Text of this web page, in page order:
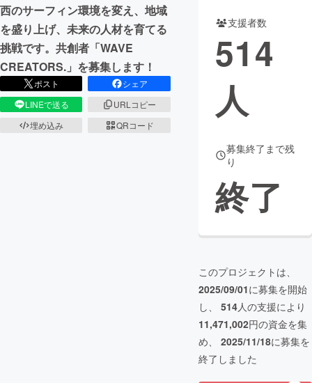
西のサーフィン環境を変え、地域
を盛り上げ、未来の人材を育てる
挑戦です。共創者「WAVE
CREATORS.」を募集します！
ポスト
シェア
LINEで送る
URLコピー
埋め込み
QRコード
支援者数
514
人
募集終了まで残
り
終了
このプロジェクトは、
2025/09/01に募集を開始
し、 514人の支援により
11,471,002円の資金を集
め、 2025/11/18に募集を
終了しました